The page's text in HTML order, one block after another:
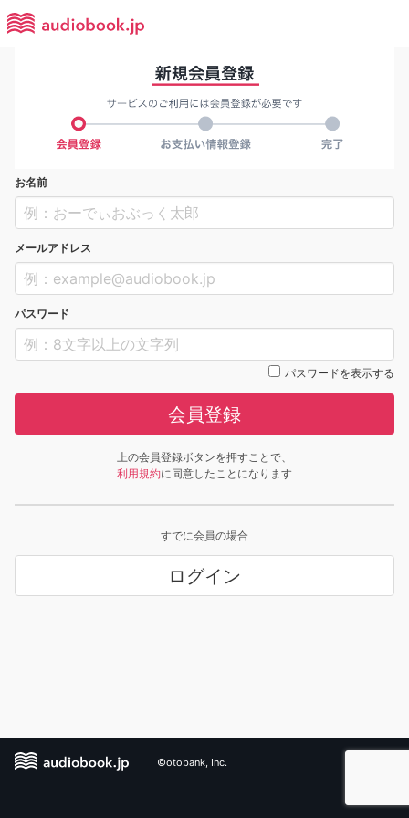
お名前
メールアドレス
パスワード
パスワードを表示する
会員登録
上の会員登録ボタンを押すことで、
利用規約に同意したことになります
すでに会員の場合
ログイン
©otobank, Inc.